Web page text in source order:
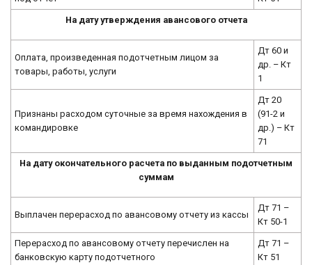
На дату утверждения авансового отчета
Оплата, произведенная подотчетным лицом за
товары, работы, услуги
Дт 60 и
др. – Кт
1
Признаны расходом суточные за время нахождения в
командировке
Дт 20
(91-2 и
др.) – Кт
71
На дату окончательного расчета по выданным подотчетным
суммам
Выплачен перерасход по авансовому отчету из кассы
Дт 71 –
Кт 50-1
Перерасход по авансовому отчету перечислен на
банковскую карту подотчетного
Дт 71 –
Кт 51